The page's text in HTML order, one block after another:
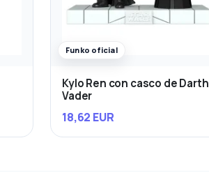
Funko oficial
Kylo Ren con casco de Darth
Vader
18,62 EUR